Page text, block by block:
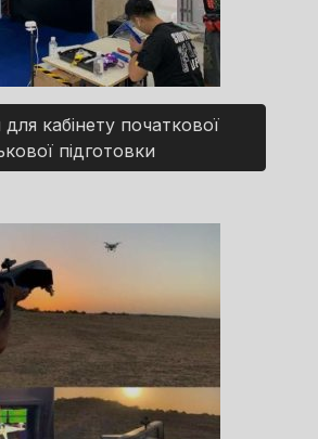
кабінету початкової
підготовки